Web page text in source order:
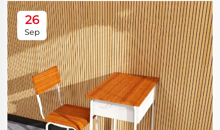
26
Sep